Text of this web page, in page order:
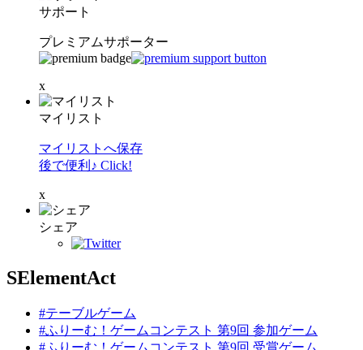
サポート
プレミアムサポーター
x
マイリスト
マイリストへ保存
後で便利♪ Click!
x
シェア
SElementAct
#テーブルゲーム
#ふりーむ！ゲームコンテスト 第9回 参加ゲーム
#ふりーむ！ゲームコンテスト 第9回 受賞ゲーム